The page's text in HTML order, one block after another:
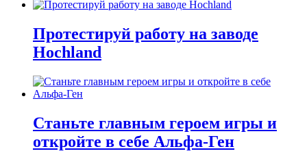
Протестируй работу на заводе
Hochland
Станьте главным героем игры и
откройте в себе Альфа-Ген